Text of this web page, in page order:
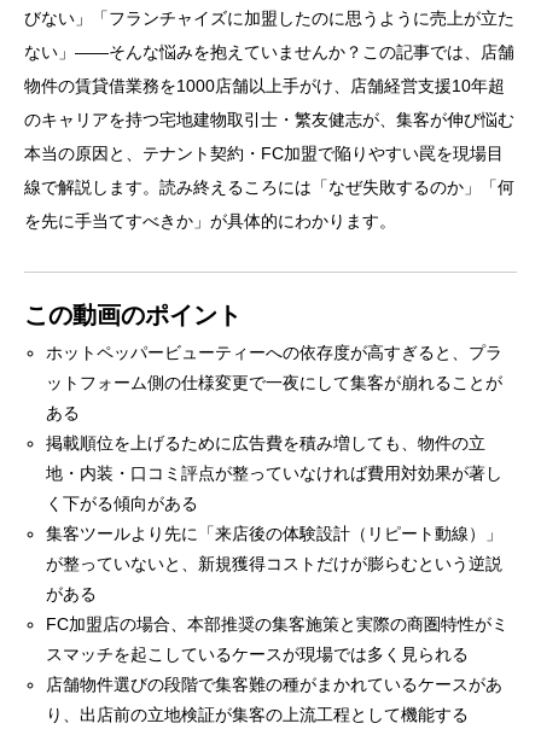
びない」「フランチャイズに加盟したのに思うように売上が立た
ない」――そんな悩みを抱えていませんか？この記事では、店舗
物件の賃貸借業務を1000店舗以上手がけ、店舗経営支援10年超
のキャリアを持つ宅地建物取引士・繁友健志が、集客が伸び悩む
本当の原因と、テナント契約・FC加盟で陥りやすい罠を現場目
線で解説します。読み終えるころには「なぜ失敗するのか」「何
を先に手当てすべきか」が具体的にわかります。
この動画のポイント
ホットペッパービューティーへの依存度が高すぎると、プラ
ットフォーム側の仕様変更で一夜にして集客が崩れることが
ある
掲載順位を上げるために広告費を積み増しても、物件の立
地・内装・口コミ評点が整っていなければ費用対効果が著し
く下がる傾向がある
集客ツールより先に「来店後の体験設計（リピート動線）」
が整っていないと、新規獲得コストだけが膨らむという逆説
がある
FC加盟店の場合、本部推奨の集客施策と実際の商圏特性がミ
スマッチを起こしているケースが現場では多く見られる
店舗物件選びの段階で集客難の種がまかれているケースがあ
り、出店前の立地検証が集客の上流工程として機能する